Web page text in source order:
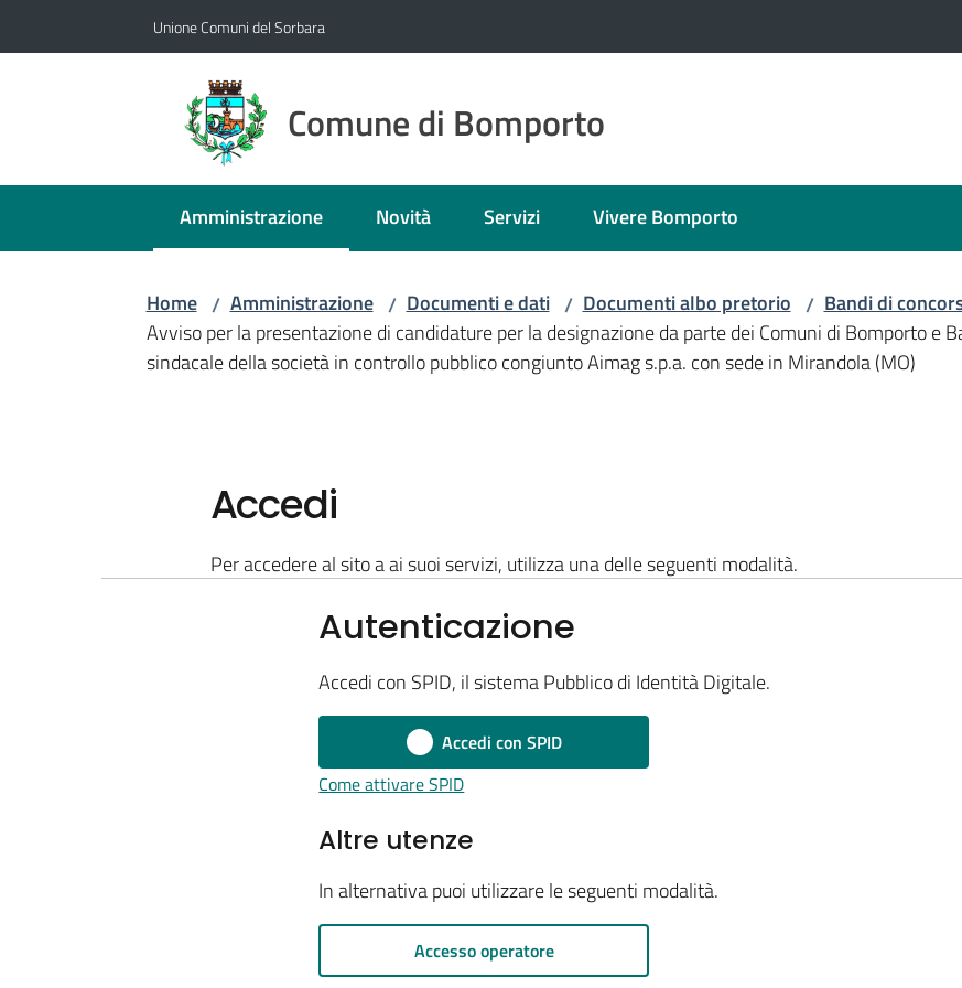
Unione Comuni del Sorbara
Comune di Bomporto
Amministrazione
Menu selezionato Novità Servizi Vivere Bomporto
Home / Amministrazione / Documenti e dati / Documenti albo pretorio / Bandi di
Avviso per la presentazione di candidature per la designazione da parte dei Comuni di Bomporto e
sindacale della società in controllo pubblico congiunto Aimag s.p.a. con sede in Mirandola (MO)
Accedi
Per accedere al sito a ai suoi servizi, utilizza una delle seguenti modalità.
Autenticazione
Accedi con SPID, il sistema Pubblico di Identità Digitale.
Accedi con SPID
Come attivare SPID
Altre utenze
In alternativa puoi utilizzare le seguenti modalità.
Accesso operatore